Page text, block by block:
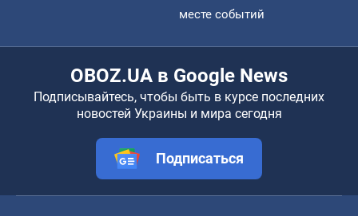
месте событий
OBOZ.UA в Google News
Подписывайтесь, чтобы быть в курсе последних
новостей Украины и мира сегодня
Подписаться